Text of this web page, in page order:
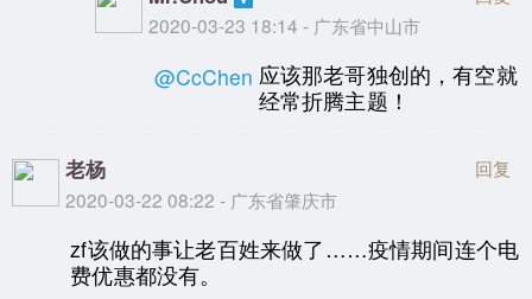
2020-03-23 18:14 - 广东省中山市
@CcChen 应该那老哥独创的，有空就
经常折腾主题！
老杨
2020-03-22 08:22 - 广东省肇庆市
回复
zf该做的事让老百姓来做了……疫情期间连个电
费优惠都没有。